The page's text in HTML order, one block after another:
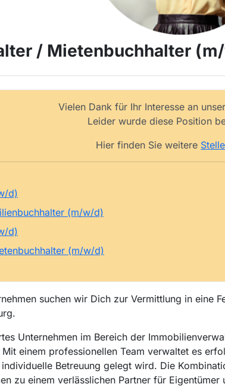
/ Mietenbuchhalter
Vielen Dank für Ihr Interesse an
Leider wurde diese Position
Hier finden Sie weitere
d)
(m/w/d)
d)
(m/w/d)
suchen wir Dich zur Vermittlung in eine
Unternehmen im Bereich der
einem professionellen Team verwaltet es
Betreuung gelegt wird. Die
zu einem verlässlichen Partner für Eigentümer